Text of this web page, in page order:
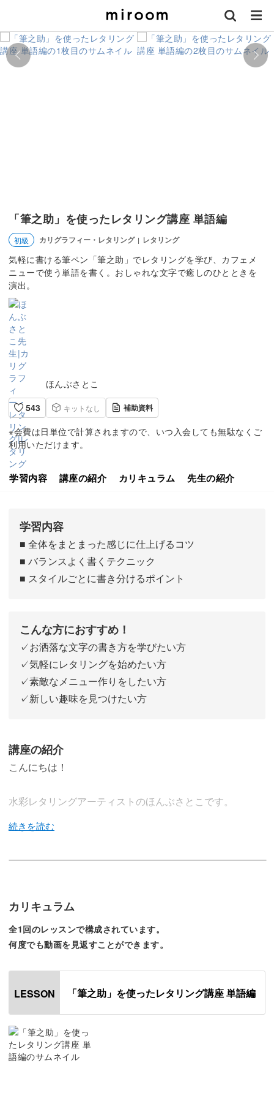
「筆之助」を使ったレタリング講座 単語編
初級 カリグラフィー・レタリング | レタリング
気軽に書ける筆ペン「筆之助」でレタリングを学び、カフェメ
ニューで使う単語を書く。おしゃれな文字で癒しのひとときを
演出。
ほんぶさとこ
543
キットなし 補助資料
※会費は日単位で計算されますので、いつ入会しても無駄なくご
利用いただけます。
学習内容 講座の紹介 カリキュラム 先生の紹介
学習内容
■ 全体をまとまった感じに仕上げるコツ
■ バランスよく書くテクニック
■ スタイルごとに書き分けるポイント
こんな方におすすめ！
✓お洒落な文字の書き方を学びたい方
✓気軽にレタリングを始めたい方
✓素敵なメニュー作りをしたい方
✓新しい趣味を見つけたい方
講座の紹介
こんにちは！
水彩レタリングアーティストのほんぶさとこです。
講座では、筆ペンの「筆之助」を使っておしゃれな文字を
タリングと習字はまったく違うもの。
筆ペンの使い方に慣れてスムーズに書けるように、ポイン
今回は、基本テクニック編の応用として、カフェメニュー
によく使われる単語を書いていきます。
カリキュラム
全1回のレッスンで構成されています。
何度でも動画を見返すことができます。
LESSON 「筆之助」を使ったレタリング講座 単語編